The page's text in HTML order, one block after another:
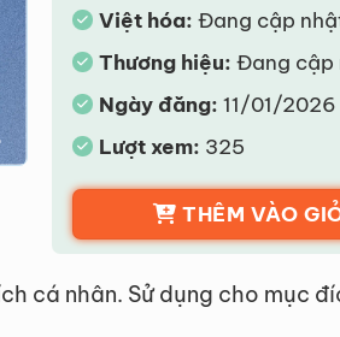
Việt hóa: Đang cập
Thương hiệu: Đang cập
Ngày đăng: 11/01/2026
Lượt xem: 325
THÊM VÀO
cá nhân. Sử dụng cho mục